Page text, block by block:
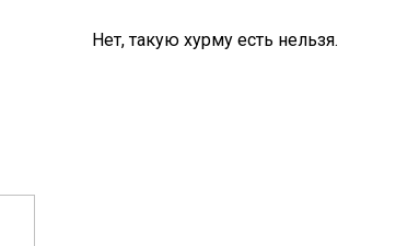
Нет, такую хурму есть нельзя.